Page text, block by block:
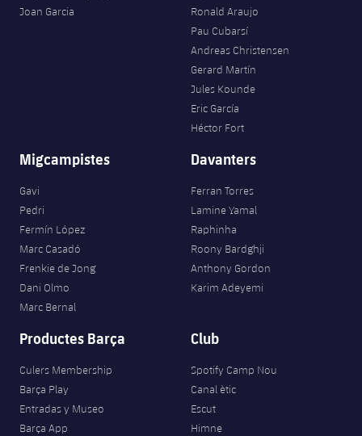
Joan Garcia
Ronald Araujo
Pau Cubarsí
Andreas Christensen
Gerard Martín
Jules Kounde
Eric García
Héctor Fort
Migcampistes
Gavi
Pedri
Fermín López
Marc Casadó
Frenkie de Jong
Dani Olmo
Marc Bernal
Davanters
Ferran Torres
Lamine Yamal
Raphinha
Roony Bardghji
Anthony Gordon
Karim Adeyemi
Productes Barça
Culers Membership
Barça Play
Entradas y Museo
Barça App
Club
Spotify Camp Nou
Canal ètic
Escut
Himne